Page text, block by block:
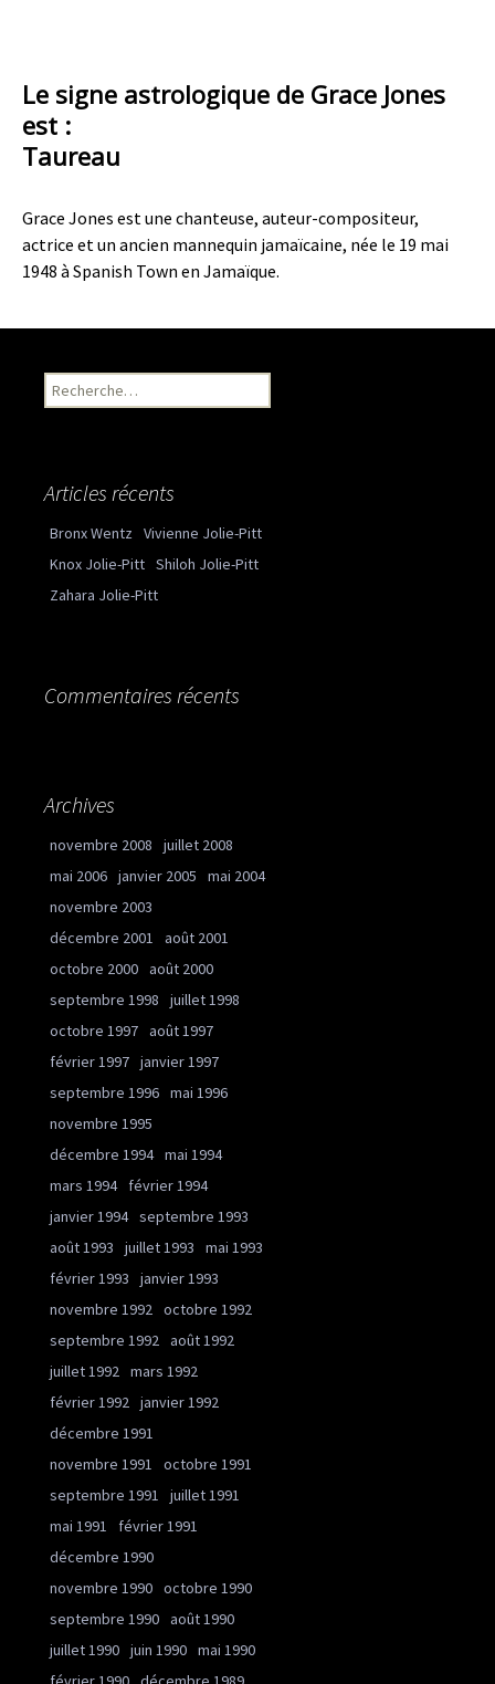
Le signe astrologique de Grace Jones
est :
Taureau
Grace Jones est une chanteuse, auteur-compositeur,
actrice et un ancien mannequin jamaïcaine, née le 19 mai
1948 à Spanish Town en Jamaïque.
Recherche pour :
Articles récents
Bronx Wentz Vivienne Jolie-Pitt
Knox Jolie-Pitt Shiloh Jolie-Pitt
Zahara Jolie-Pitt
Commentaires récents
Archives
novembre 2008
juillet 2008
mai 2006 janvier 2005
mai 2004
novembre 2003
décembre 2001
août 2001
octobre 2000 août 2000
septembre 1998
juillet 1998
octobre 1997 août 1997
février 1997 janvier 1997
septembre 1996 mai 1996
novembre 1995
décembre 1994 mai 1994
mars 1994
février 1994
janvier 1994 septembre 1993
août 1993
juillet 1993
mai 1993
février 1993
janvier 1993
novembre 1992 octobre 1992
septembre 1992 août 1992
juillet 1992 mars 1992
février 1992 janvier 1992
décembre 1991
novembre 1991
octobre 1991
septembre 1991
juillet 1991
mai 1991
février 1991
décembre 1990
novembre 1990 octobre 1990
septembre 1990 août 1990
juillet 1990 juin 1990 mai 1990